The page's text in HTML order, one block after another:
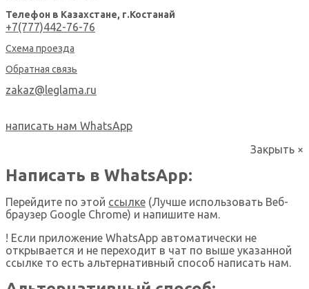
Телефон в Казахстане, г.Костанай
+7(777)442-76-76
Схема проезда
Обратная связь
zakaz@leglama.ru
написать нам WhatsApp
Закрыть ×
Написать в WhatsApp:
Перейдите по этой ссылке (Лучше использовать Веб-
браузер Google Chrome) и напишите нам.
! Если приложение WhatsApp автоматически не
открывается и не переходит в чат по выше указанной
ссылке то есть альтернативный способ написать нам.